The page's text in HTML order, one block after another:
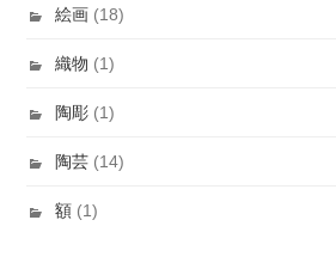
絵画 (18)
織物 (1)
陶彫 (1)
陶芸 (14)
額 (1)